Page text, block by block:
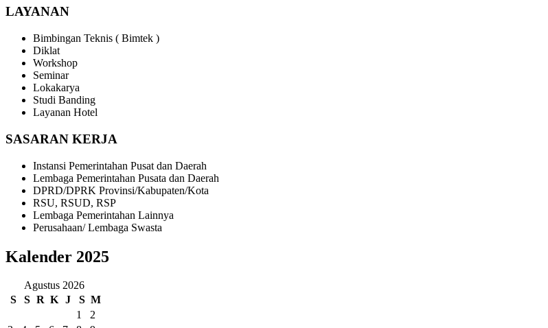
LAYANAN
Bimbingan Teknis ( Bimtek )
Diklat
Workshop
Seminar
Lokakarya
Studi Banding
Layanan Hotel
SASARAN KERJA
Instansi Pemerintahan Pusat dan Daerah
Lembaga Pemerintahan Pusata dan Daerah
DPRD/DPRK Provinsi/Kabupaten/Kota
RSU, RSUD, RSP
Lembaga Pemerintahan Lainnya
Perusahaan/ Lembaga Swasta
Kalender 2025
Agustus 2026
S
S R K J S M
1
2